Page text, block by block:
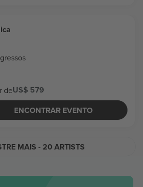
deUS$ 579
ENCONTRAR EVENTO
MAIS - 20 ARTISTS